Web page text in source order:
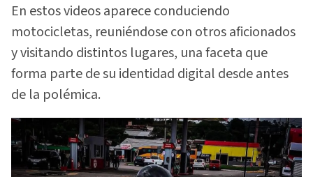
En estos videos aparece conduciendo
motocicletas, reuniéndose con otros aficionados
y visitando distintos lugares, una faceta que
forma parte de su identidad digital desde antes
de la polémica.